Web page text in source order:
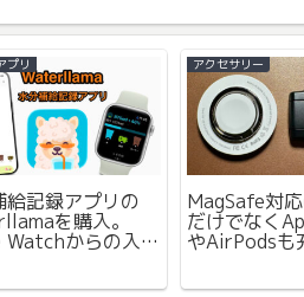
みにMacBook
歩く？手のひらサ
てみました。
ショッピング
再びお買い物
クリスマス
にて、タイム